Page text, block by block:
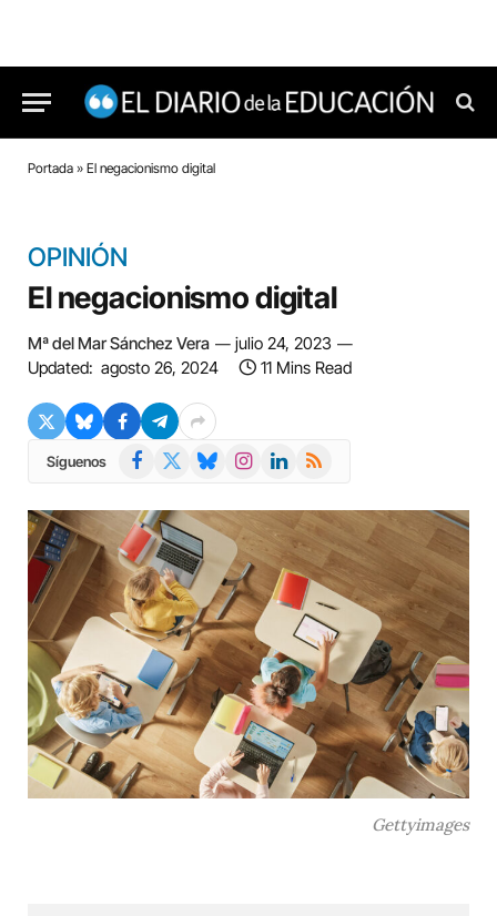
Portada » El negacionismo digital
OPINIÓN
El negacionismo digital
Mª del Mar Sánchez Vera
julio 24, 2023
Updated: agosto 26, 2024 11 Mins Read
Síguenos Facebook BlueskyInstagramLinkedIn
RSS
Gettyimages